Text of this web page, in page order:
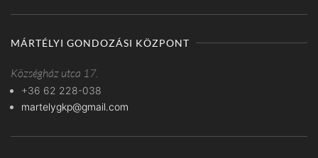
MÁRTÉLYI GONDOZÁSI KÖZPONT
Községház utca 17.
+36 62 228-038
martelygkp@gmail.com